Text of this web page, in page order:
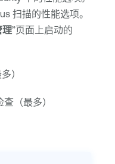
扫描的性能选项。
理”页面上启动的
）
（最多）